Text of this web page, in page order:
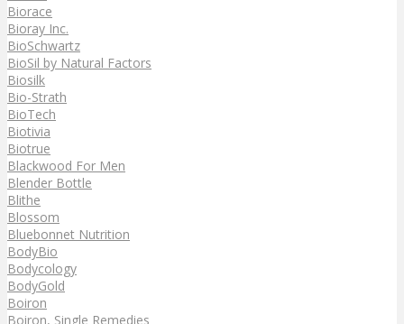
Biorace
Bioray Inc.
BioSchwartz
BioSil by Natural Factors
Biosilk
Bio-Strath
BioTech
Biotivia
Biotrue
Blackwood For Men
Blender Bottle
Blithe
Blossom
Bluebonnet Nutrition
BodyBio
Bodycology
BodyGold
Boiron
Boiron, Single Remedies